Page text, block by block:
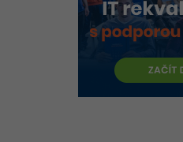
HTML5, CSS3,
SQL a databáze
PHP
JavaScript
Vývojář mobilních
C# Game developer
Python -80%
-80%
-80%
Digitální
Marketing